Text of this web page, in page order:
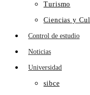
Turismo
Ciencias y
Control de estudio
Noticias
Universidad
sibce